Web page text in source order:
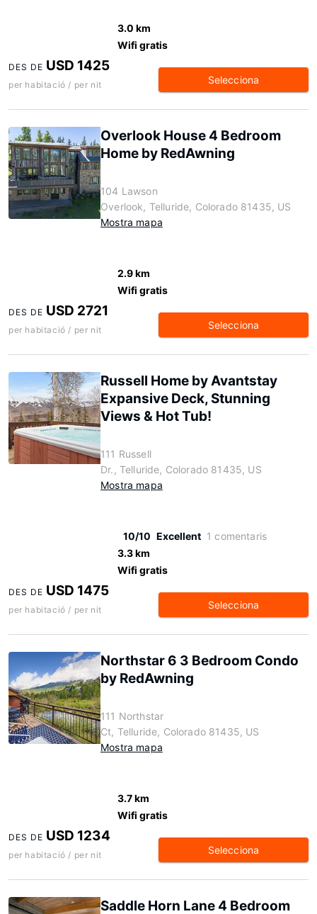
3.0 km
Wifi gratis
DES DE USD 1425
per habitació / per nit Selecciona
Overlook House 4 Bedroom
Home by RedAwning
104 Lawson
Overlook, Telluride, Colorado 81435, US
Mostra mapa
2.9 km
Wifi gratis
DES DE USD 2721
per habitació / per nit Selecciona
Russell Home by Avantstay
Expansive Deck, Stunning
Views & Hot Tub!
111 Russell
Dr., Telluride, Colorado 81435, US
Mostra mapa
10/10 Excellent 1 comentaris
3.3 km
Wifi gratis
DES DE USD 1475
per habitació / per nit Selecciona
Northstar 6 3 Bedroom Condo
by RedAwning
111 Northstar
Ct, Telluride, Colorado 81435, US
Mostra mapa
3.7 km
Wifi gratis
DES DE USD 1234
per habitació / per nit Selecciona
Saddle Horn Lane 4 Bedroom